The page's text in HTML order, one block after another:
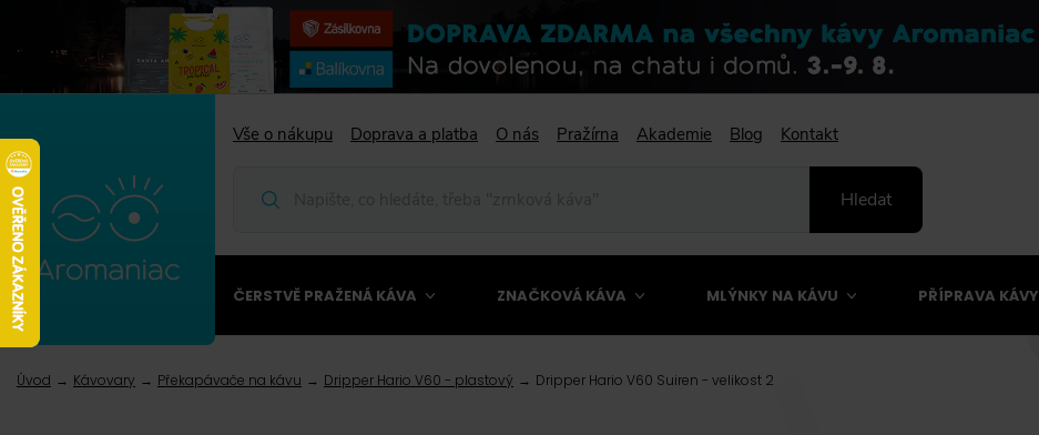
Vše o nákupu Doprava a platba O nás Pražírna Akademie Blog Kontakt
Hledat
ČERSTVĚ PRAŽENÁ KÁVA ZNAČKOVÁ KÁVA MLÝNKY NA KÁVU PŘÍPRAVA KÁVY
Úvod Kávovary Překapávače na kávu Dripper Hario V60 - plastový Dripper Hario V60 Suiren - velikost 2